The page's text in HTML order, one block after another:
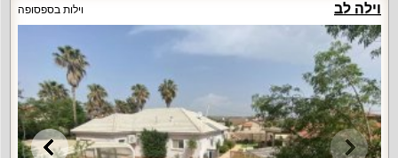
וילה לב וילות בספסופה